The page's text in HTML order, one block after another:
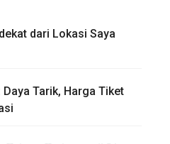
dari Lokasi Saya
Tarik, Harga Tiket